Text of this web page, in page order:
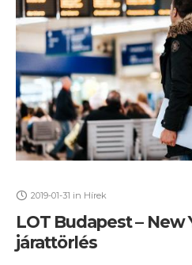
2019-01-31 in Hírek
LOT Budapest – New
járattörlés